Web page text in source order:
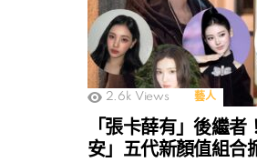
2.6k Views 藝人
「張卡薛有」後繼
安」五代新顏值組合